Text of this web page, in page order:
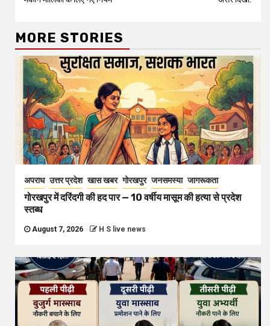
MORE STORIES
अपराध उत्तर प्रदेश खास खबर गोरखपुर जनसमस्या जागरूकता
गोरखपुर में दरिंदगी की हद पार — 10 वर्षीय मासूम की हत्या से प्रदेश
स्तब्ध
August 7, 2026 H S live news